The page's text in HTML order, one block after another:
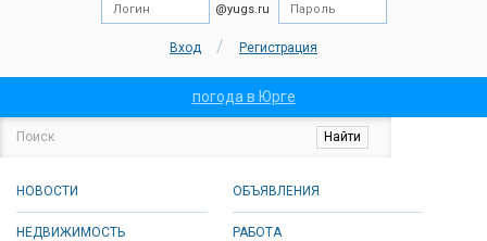
@yugs.ru
Вход / Регистрация
погода в Юрге
НОВОСТИ ОБЪЯВЛЕНИЯ
НЕДВИЖИМОСТЬ РАБОТА